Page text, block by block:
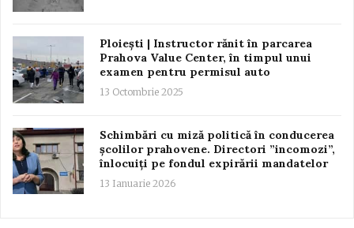
Ploiești | Instructor rănit în parcarea
Prahova Value Center, în timpul unui
examen pentru permisul auto
13 Octombrie 2025
Schimbări cu miză politică în conducerea
școlilor prahovene. Directori ”incomozi”,
înlocuiți pe fondul expirării mandatelor
13 Ianuarie 2026